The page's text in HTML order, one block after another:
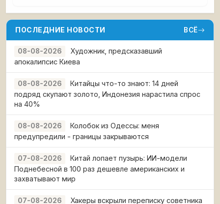
ПОСЛЕДНИЕ НОВОСТИ ВСЁ
08-08-2026
Художник, предсказавший
апокалипсис Киева
08-08-2026
Китайцы что-то знают: 14 дней
подряд скупают золото, Индонезия нарастила спрос
на 40%
08-08-2026
Колобок из Одессы: меня
предупредили - границы закрываются
07-08-2026
Китай лопает пузырь: ИИ-модели
Поднебесной в 100 раз дешевле американских и
захватывают мир
07-08-2026
Хакеры вскрыли переписку советника